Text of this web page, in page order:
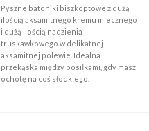
Pyszne batoniki biszkoptowe z dużą
ilością aksamitnego kremu mlecznego
i dużą ilością nadzienia
truskawkowego w delikatnej
aksamitnej polewie. Idealna
przekąska między posiłkami, gdy masz
ochotę na coś słodkiego.